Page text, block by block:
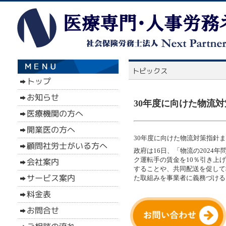
30年度に向けた物流
30年度に向けた物流対策指針
政府は16日、「物流の2024年
ク運転手の賃金を10％引き上
することや、共同配送を促し
た取組みを事業者に義務づけ